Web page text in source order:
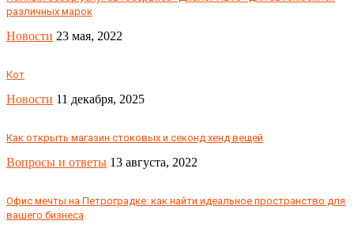
различных марок
Новости 23 мая, 2022
Кот
Новости 11 декабря, 2025
Как открыть магазин стоковых и секонд хенд вещей
Вопросы и ответы 13 августа, 2022
Офис мечты на Петроградке: как найти идеальное пространство для
вашего бизнеса